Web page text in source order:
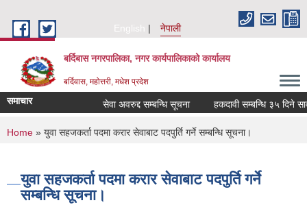
English
नेपाली
बर्दिबास नगरपालिका, नगर कार्यपालिकाको कार्यालय
बर्दिवास, महोत्तरी, मधेश प्रदेश
समाचार सेवा अवरुद्द सम्बन्धि सूचना हकदावी सम्बन्धि ३५ दिने
You are here
Home » युवा सहजकर्ता पदमा करार सेवाबाट पदपुर्ति गर्ने सम्बन्धि सूचना।
युवा सहजकर्ता पदमा करार सेवाबाट पदपुर्ति गर्ने
सम्बन्धि सूचना।